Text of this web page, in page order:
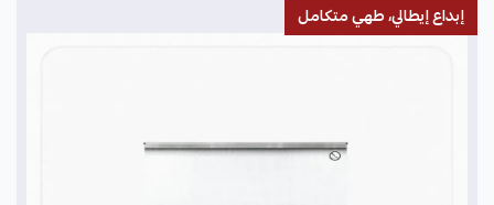
إبداع إيطالي، طهي متكامل